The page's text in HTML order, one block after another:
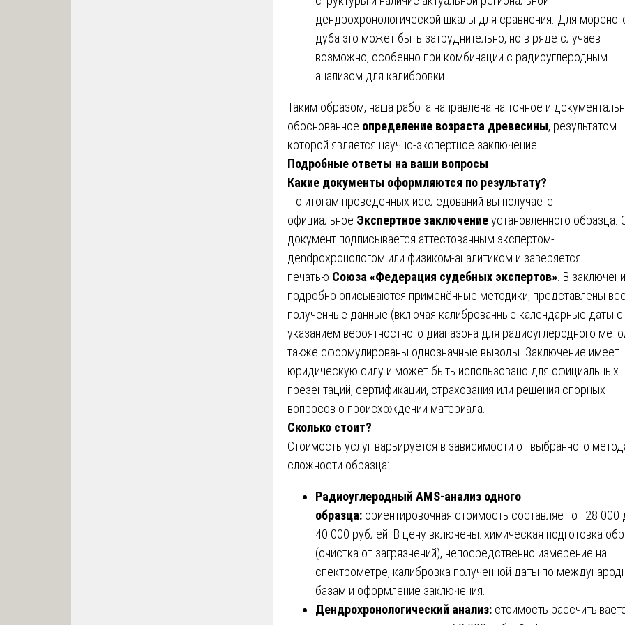
дендрохронологической шкалы для сравнения. Для
дуба это может быть затруднительно, но в ряде случаев
возможно, особенно при комбинации с радиоуглеродным
анализом для калибровки.
Таким образом, наша работа направлена на точное и
обоснованное определение возраста древесины, результатом
которой является научно-экспертное заключение.
Подробные ответы на ваши вопросы
Какие документы оформляются по результату?
По итогам проведённых исследований вы получаете
официальное Экспертное заключениеустановленного образца.
документ подписывается аттестованным экспертом-
дendрохронологом или физиком-аналитиком и заверяется
печатью Союза «Федерация судебных экспертов» . В
подробно описываются применённые методики, представлены все
полученные данные (включая калиброванные календарные даты с
указанием вероятностного диапазона для радиоуглеродного
также сформулированы однозначные выводы. Заключение имеет
юридическую силу и может быть использовано для официальных
презентаций, сертификации, страхования или решения спорных
вопросов о происхождении материала.
Сколько стоит?
Стоимость услуг варьируется в зависимости от выбранного
сложности образца:
Радиоуглеродный AMS-анализ одного
образца: ориентировочная стоимость составляет от 28 000
40 000 рублей. В цену включены: химическая подготовка
(очистка от загрязнений), непосредственно измерение на
спектрометре, калибровка полученной даты по
базам и оформление заключения.
Дендрохронологический анализ: стоимость